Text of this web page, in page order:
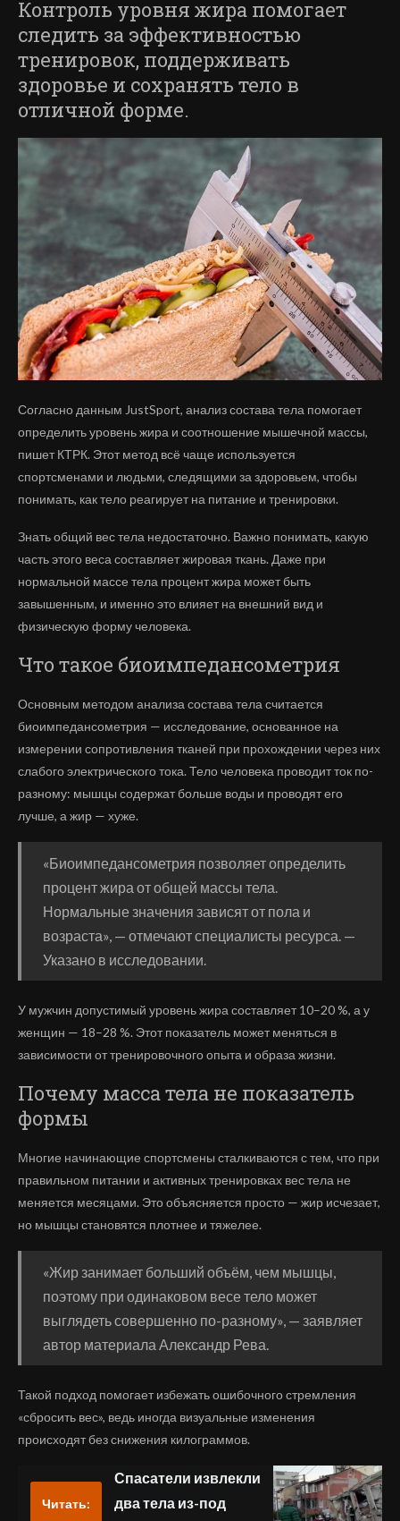
Контроль уровня жира помогает
следить за эффективностью
тренировок, поддерживать
здоровье и сохранять тело в
отличной форме.
Согласно данным JustSport, анализ состава тела помогает
определить уровень жира и соотношение мышечной массы,
пишет КТРК. Этот метод всё чаще используется
спортсменами и людьми, следящими за здоровьем, чтобы
понимать, как тело реагирует на питание и тренировки.
Знать общий вес тела недостаточно. Важно понимать, какую
часть этого веса составляет жировая ткань. Даже при
нормальной массе тела процент жира может быть
завышенным, и именно это влияет на внешний вид и
физическую форму человека.
Что такое биоимпедансометрия
Основным методом анализа состава тела считается
биоимпедансометрия — исследование, основанное на
измерении сопротивления тканей при прохождении через них
слабого электрического тока. Тело человека проводит ток по-
разному: мышцы содержат больше воды и проводят его
лучше, а жир — хуже.
«Биоимпедансометрия позволяет определить
процент жира от общей массы тела.
Нормальные значения зависят от пола и
возраста», — отмечают специалисты ресурса. —
Указано в исследовании.
У мужчин допустимый уровень жира составляет 10–20 %, а у
женщин — 18–28 %. Этот показатель может меняться в
зависимости от тренировочного опыта и образа жизни.
Почему масса тела не показатель
формы
Многие начинающие спортсмены сталкиваются с тем, что при
правильном питании и активных тренировках вес тела не
меняется месяцами. Это объясняется просто — жир исчезает,
но мышцы становятся плотнее и тяжелее.
«Жир занимает больший объём, чем мышцы,
поэтому при одинаковом весе тело может
выглядеть совершенно по-разному», — заявляет
автор материала Александр Рева.
Такой подход помогает избежать ошибочного стремления
«сбросить вес», ведь иногда визуальные изменения
происходят без снижения килограммов.
Читать:
Спасатели извлекли
два тела из-под